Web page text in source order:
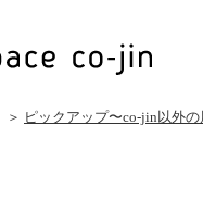
＞ ピックアップ〜co-jin以外